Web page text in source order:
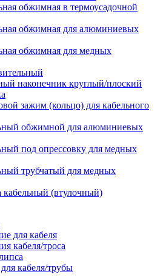
обжимная в термоусадочной
обжимная для алюминиевых
обжимная для медных
наконечник круглый/плоский
зажим (кольцо) для кабельного
обжимной для алюминиевых
под опрессовку для медных
трубчатый для медных
кабельный (втулочный)
для кабеля
кабеля/троса
кабеля/трубы